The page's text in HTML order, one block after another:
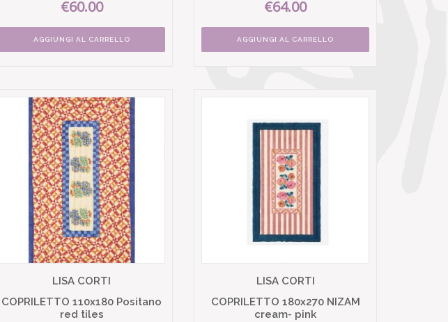
€60.00
AGGIUNGI AL CARRELLO
€64.00
AGGIUNGI AL CARRELLO
LISA CORTI
COPRILETTO 110x180 Positano
red tiles
LISA CORTI
COPRILETTO 180x270 NIZAM
cream- pink